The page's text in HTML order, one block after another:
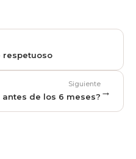
respetuoso
Siguiente
de los 6 meses? →